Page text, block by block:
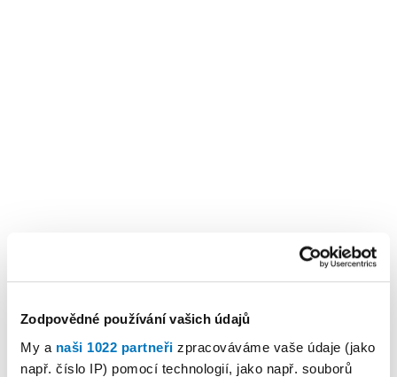
Zodpovědné používání vašich údajů
My a naši 1022 partneři zpracováváme vaše údaje (jako
např. číslo IP) pomocí technologií, jako např. souborů
KALENDÁŘ AKCÍ